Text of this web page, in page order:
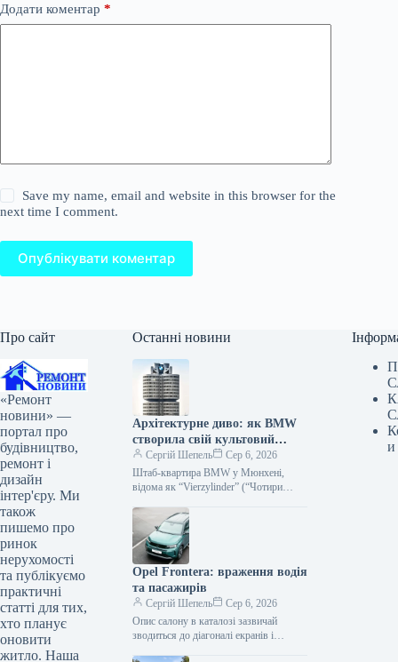
Додати коментар *
Save my name, email and website in this browser for the
next time I comment.
Опублікувати коментар
Про сайт
«Ремонт
новини» —
портал про
будівництво,
ремонт і
дизайн
інтер'єру. Ми
також
пишемо про
ринок
нерухомості
та публікуємо
практичні
статті для тих,
хто планує
оновити
житло. Наша
Останні новини
Архітектурне диво: як BMW
створила свій культовий
штаб-квартиру
Сергій Шепель
Сер 6, 2026
Штаб-квартира BMW у Мюнхені,
відома як “Vierzylinder” (“Чотири
найвпізнаваніших корпоративних
будівель Німеччини. З 1973 року ця…
Opel Frontera: враження водія
та пасажирів
Сергій Шепель
Сер 6, 2026
Опис салону в каталозі зазвичай
зводиться до діагоналі екранів і
и